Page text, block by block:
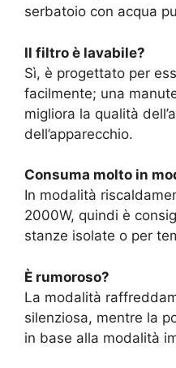
serbatoio con acqua
Il filtro è lavabile?
Sì, è progettato per
facilmente; una
migliora la qualità
dell’apparecchio.
Consuma molto in
In modalità
2000W, quindi è
stanze isolate o per
È rumoroso?
La modalità
silenziosa, mentre la
in base alla modalità